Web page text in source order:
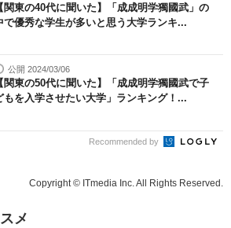
【関東の40代に聞いた】「成成明学獨國武」の
で優秀な学生が多いと思う大学ランキ...
公開 2024/03/06
【関東の50代に聞いた】「成成明学獨國武で子
もを入学させたい大学」ランキング！...
Recommended by
Copyright © ITmedia Inc. All Rights Reserved.
メ